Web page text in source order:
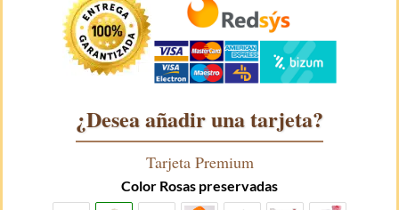
¿Desea añadir una tarjeta?
Tarjeta Premium
Color Rosas preservadas